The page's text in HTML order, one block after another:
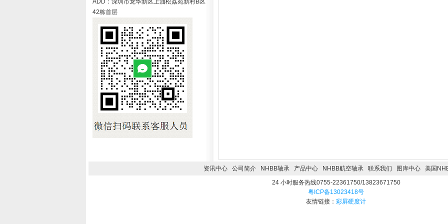
ADD：深圳市龙华新区上油松荔苑新村B区
42栋首层
资讯中心 公司简介 NHBB轴承 产品中心 NHBB航空轴承 联系我们 图库中心
美国
24 小时服务热线0755-22361750/13823671750
粤ICP备13023418号
友情链接： 彩屏硬度计